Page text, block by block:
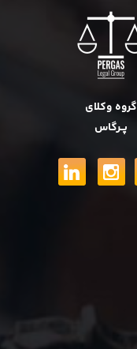
گروه وکلای
پــرگاس